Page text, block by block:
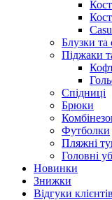
Блузки та
Піджаки
Спідниці
Брюки
Футболки
Пляжні
Головні
Новинки
Знижки
Відгуки клієнтів